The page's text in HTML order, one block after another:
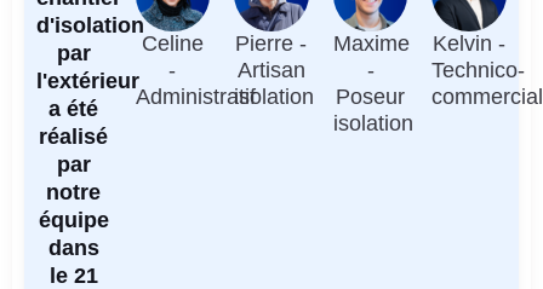
d'isolation
par
l'extérieur
a été
réalisé
par
notre
équipe
dans
le 21
Celine
-
Administratif
Pierre -
Artisan
isolation
Maxime
-
Poseur
isolation
Kelvin -
Technico-
commercial